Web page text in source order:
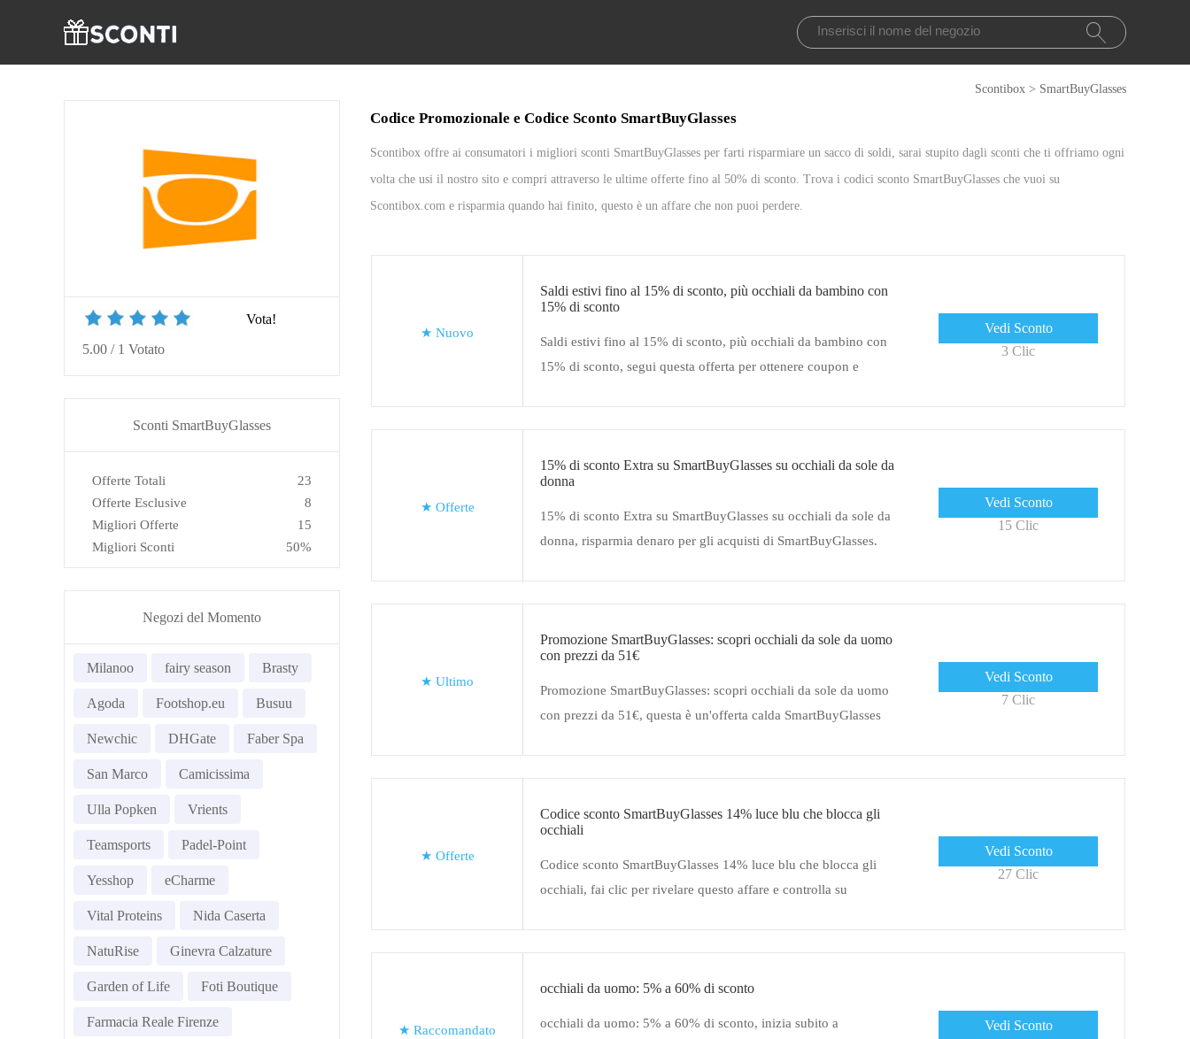
Scontibox > SmartBuyGlasses
Vota!
5.00 / 1 Votato
Sconti SmartBuyGlasses
Offerte Totali
23
Offerte Esclusive
8
Migliori Offerte
15
Migliori Sconti
50%
Negozi del Momento
Milanoo fairy season Brasty
Agoda Footshop.eu Busuu
Newchic DHGate Faber Spa
San Marco Camicissima
Ulla Popken Vrients
Teamsports Padel-Point
Yesshop eCharme
Vital Proteins Nida Caserta
NatuRise Ginevra Calzature
Garden of Life Foti Boutique
Farmacia Reale Firenze
Codice Promozionale e Codice Sconto SmartBuyGlasses
Scontibox offre ai consumatori i migliori sconti SmartBuyGlasses per farti risparmiare un sacco di soldi, sarai stupito dagli sconti che ti offriamo ogni
volta che usi il nostro sito e compri attraverso le ultime offerte fino al 50% di sconto. Trova i codici sconto SmartBuyGlasses che vuoi su
Scontibox.com e risparmia quando hai finito, questo è un affare che non puoi perdere.
★ Nuovo
Saldi estivi fino al 15% di sconto, più occhiali da bambino con
15% di sconto
Saldi estivi fino al 15% di sconto, più occhiali da bambino con
15% di sconto, segui questa offerta per ottenere coupon e
Vedi Sconto
3 Clic
★ Offerte
15% di sconto Extra su SmartBuyGlasses su occhiali da sole da
donna
15% di sconto Extra su SmartBuyGlasses su occhiali da sole da
donna, risparmia denaro per gli acquisti di SmartBuyGlasses.
Vedi Sconto
15 Clic
★ Ultimo
Promozione SmartBuyGlasses: scopri occhiali da sole da uomo
con prezzi da 51€
Promozione SmartBuyGlasses: scopri occhiali da sole da uomo
con prezzi da 51€, questa è un'offerta calda SmartBuyGlasses
Vedi Sconto
7 Clic
★ Offerte
Codice sconto SmartBuyGlasses 14% luce blu che blocca gli
occhiali
Codice sconto SmartBuyGlasses 14% luce blu che blocca gli
occhiali, fai clic per rivelare questo affare e controlla su
Vedi Sconto
27 Clic
★ Raccomandato
occhiali da uomo: 5% a 60% di sconto
occhiali da uomo: 5% a 60% di sconto, inizia subito a
Vedi Sconto